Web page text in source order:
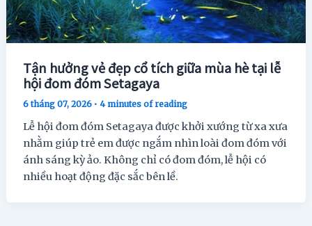
Tận hưởng vẻ đẹp cổ tích giữa mùa hè tại lễ
hội đom đóm Setagaya
6 tháng 07, 2026 •4 minutes of reading
Lễ hội đom đóm Setagaya được khởi xướng từ xa xưa
nhằm giúp trẻ em được ngắm nhìn loài đom đóm với
ánh sáng kỳ ảo. Không chỉ có đom đóm, lễ hội có
nhiều hoạt động đặc sắc bên lề.